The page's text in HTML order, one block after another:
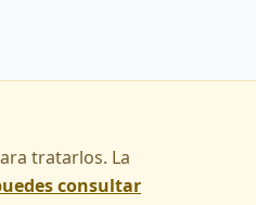
tratarlos. La
consultar